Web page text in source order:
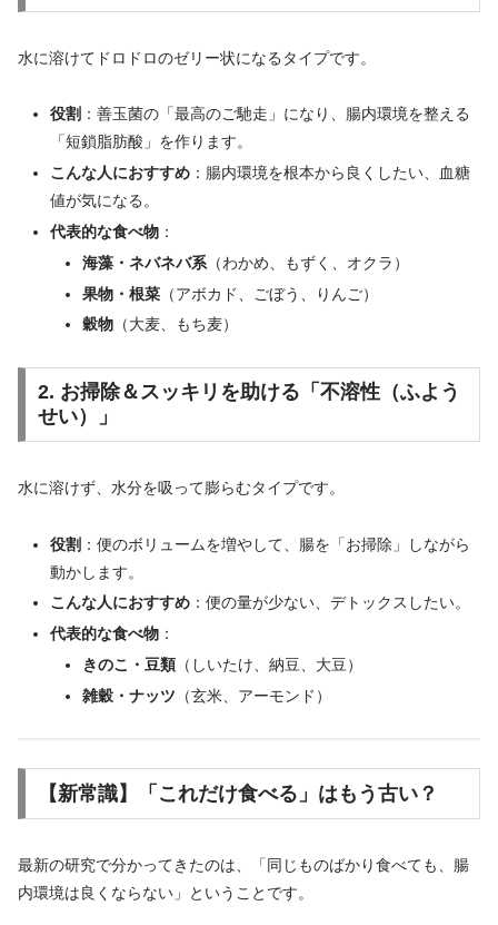
水に溶けてドロドロのゼリー状になるタイプです。
役割 ：善玉菌の「最高のご馳走」になり、腸内環境を整える
「短鎖脂肪酸」を作ります。
こんな人におすすめ：腸内環境を根本から良くしたい、血糖
値が気になる。
代表的な食べ物：
海藻・ネバネバ系（わかめ、もずく、オクラ）
果物・根菜（アボカド、ごぼう、りんご）
穀物（大麦、もち麦）
2. お掃除＆スッキリを助ける「不溶性（ふよう
せい）」
水に溶けず、水分を吸って膨らむタイプです。
役割：便のボリュームを増やして、腸を「お掃除」しながら
動かします。
こんな人におすすめ：便の量が少ない、デトックスしたい。
代表的な食べ物：
きのこ・豆類（しいたけ、納豆、大豆）
雑穀・ナッツ （玄米、アーモンド）
【新常識】「これだけ食べる」はもう古い？
最新の研究で分かってきたのは、「同じものばかり食べても、腸
内環境は良くならない」ということです。